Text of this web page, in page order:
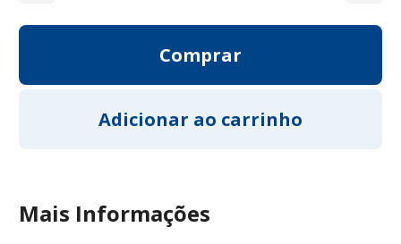
Mais Informações